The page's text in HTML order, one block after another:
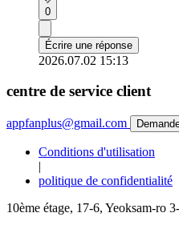
0
Écrire une réponse
2026.07.02 15:13
centre de service client
appfanplus@gmail.com
Conditions d'utilisation
|
politique de confidentialité
10ème étage, 17-6, Yeoksam-ro